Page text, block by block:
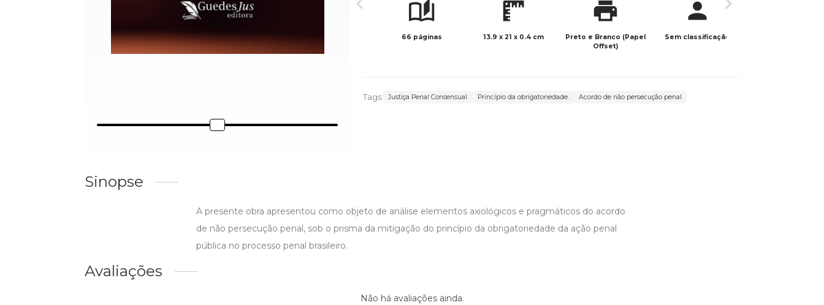
66 páginas 13.9 x 21 x 0.4 cm
Preto e Branco (Papel
Offset)
Sem classificação
Tags: Justiça Penal Consensual. Princípio da obrigatoriedade. Acordo de não persecução penal
Sinopse
A presente obra apresentou como objeto de análise elementos axiológicos e pragmáticos do acordo
de não persecução penal, sob o prisma da mitigação do princípio da obrigatoriedade da ação penal
pública no processo penal brasileiro.
Avaliações
Não há avaliações ainda.